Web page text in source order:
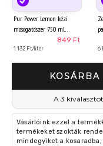
Pur Power Lemon kézi
mosogatószer 750 ml
849 Ft
1 132 Ft/liter 6
A 3
Vásárlóink ezzel a
termékeket szokták
mindegyiket a